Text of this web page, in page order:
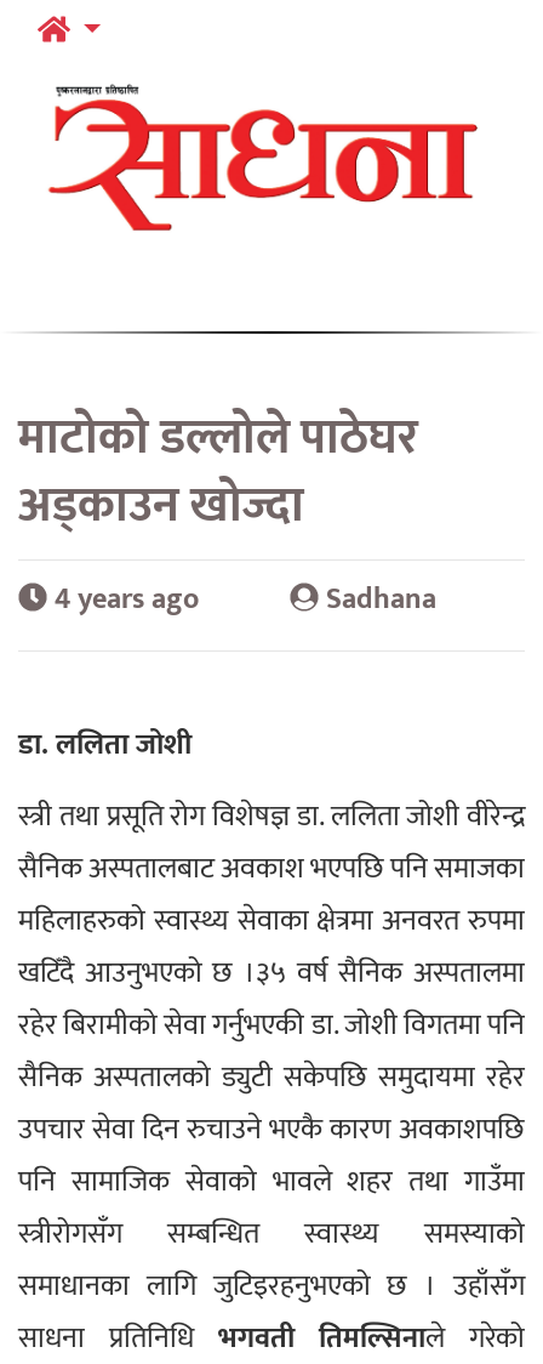
माटोको डल्लोले पाठेघर
अड्काउन खोज्दा
4 years ago Sadhana
डा. ललिता जोशी
स्त्री तथा प्रसूति रोग विशेषज्ञ डा. ललिता जोशी वीरेन्द्र
सैनिक अस्पतालबाट अवकाश भएपछि पनि समाजका
महिलाहरुको स्वास्थ्य सेवाका क्षेत्रमा अनवरत रुपमा
खटिँदै आउनुभएको छ ।३५ वर्ष सैनिक अस्पतालमा
रहेर बिरामीको सेवा गर्नुभएकी डा. जोशी विगतमा पनि
सैनिक अस्पतालको ड्युटी सकेपछि समुदायमा रहेर
उपचार सेवा दिन रुचाउने भएकै कारण अवकाशपछि
पनि सामाजिक सेवाको भावले शहर तथा गाउँमा
स्त्रीरोगसँग सम्बन्धित स्वास्थ्य समस्याको
समाधानका लागि जुटिइरहनुभएको छ । उहाँसँग
साधना प्रतिनिधि भगवती तिमल्सिनाले गरेको